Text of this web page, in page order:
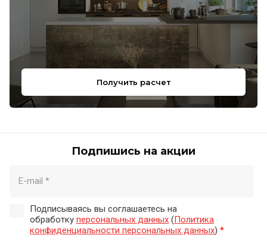
Получить расчет
Подпишись на акции
Подписываясь вы соглашаетесь на
обработку персональных данных (Политика
конфиденциальности персональных данных) *